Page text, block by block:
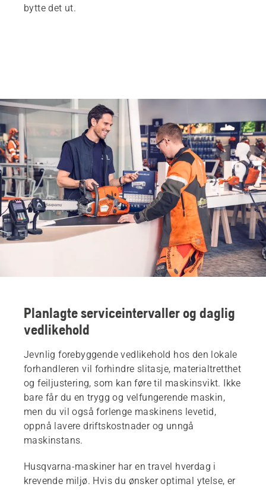
bytte det ut.
Planlagte serviceintervaller og daglig
vedlikehold
Jevnlig forebyggende vedlikehold hos den lokale
forhandleren vil forhindre slitasje, materialtretthet
og feiljustering, som kan føre til maskinsvikt. Ikke
bare får du en trygg og velfungerende maskin,
men du vil også forlenge maskinens levetid,
oppnå lavere driftskostnader og unngå
maskinstans.
Husqvarna-maskiner har en travel hverdag i
krevende miljø. Hvis du ønsker optimal ytelse, er